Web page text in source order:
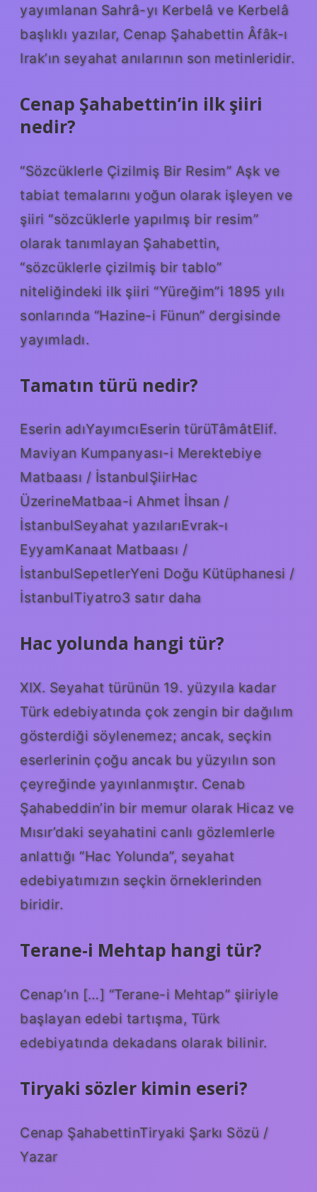
yayımlanan Sahrâ-yı Kerbelâ ve Kerbelâ
başlıklı yazılar, Cenap Şahabettin Âfâk-ı
Irak’ın seyahat anılarının son metinleridir.
Cenap Şahabettin’in ilk şiiri
nedir?
“Sözcüklerle Çizilmiş Bir Resim” Aşk ve
tabiat temalarını yoğun olarak işleyen ve
şiiri “sözcüklerle yapılmış bir resim”
olarak tanımlayan Şahabettin,
“sözcüklerle çizilmiş bir tablo”
niteliğindeki ilk şiiri “Yüreğim”i 1895 yılı
sonlarında “Hazine-i Fünun” dergisinde
yayımladı.
Tamatın türü nedir?
Eserin adıYayımcıEserin türüTâmâtElif.
Maviyan Kumpanyası-i Merektebiye
Matbaası / İstanbulŞiirHac
ÜzerineMatbaa-i Ahmet İhsan /
İstanbulSeyahat yazılarıEvrak-ı
EyyamKanaat Matbaası /
İstanbulSepetlerYeni Doğu Kütüphanesi /
İstanbulTiyatro3 satır daha
Hac yolunda hangi tür?
XIX. Seyahat türünün 19. yüzyıla kadar
Türk edebiyatında çok zengin bir dağılım
gösterdiği söylenemez; ancak, seçkin
eserlerinin çoğu ancak bu yüzyılın son
çeyreğinde yayınlanmıştır. Cenab
Şahabeddin’in bir memur olarak Hicaz ve
Mısır’daki seyahatini canlı gözlemlerle
anlattığı “Hac Yolunda”, seyahat
edebiyatımızın seçkin örneklerinden
biridir.
Terane-i Mehtap hangi tür?
Cenap’ın […] “Terane-i Mehtap” şiiriyle
başlayan edebi tartışma, Türk
edebiyatında dekadans olarak bilinir.
Tiryaki sözler kimin eseri?
Cenap ŞahabettinTiryaki Şarkı Sözü /
Yazar